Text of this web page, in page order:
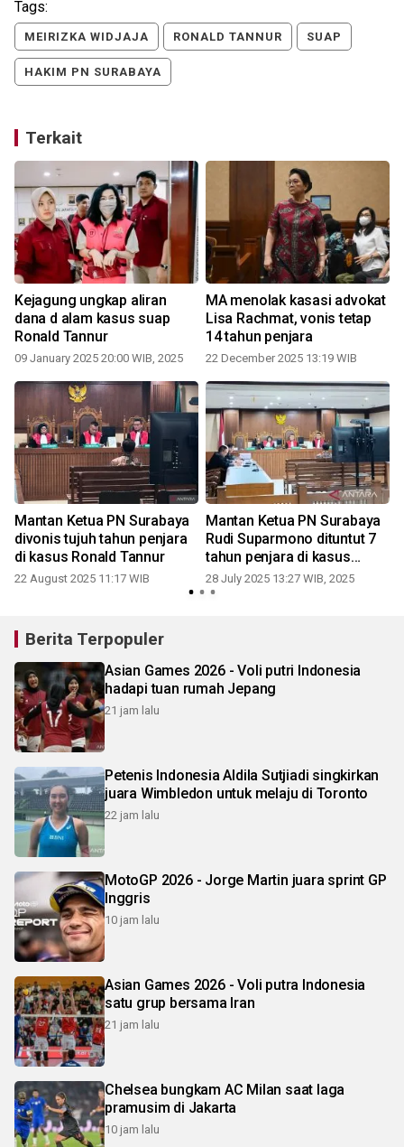
Tags:
MEIRIZKA WIDJAJA RONALD TANNUR SUAP
HAKIM PN SURABAYA
Terkait
Kejagung ungkap aliran
dana d alam kasus suap
Ronald Tannur
09 January 2025 20:00 WIB, 2025
MA menolak kasasi advokat
Lisa Rachmat, vonis tetap
14 tahun penjara
22 December 2025 13:19 WIB
Mantan Ketua PN Surabaya
divonis tujuh tahun penjara
di kasus Ronald Tannur
22 August 2025 11:17 WIB
Mantan Ketua PN Surabaya
Rudi Suparmono dituntut 7
tahun penjara di kasus
Ronald Tannur
28 July 2025 13:27 WIB, 2025
Berita Terpopuler
Asian Games 2026 - Voli putri Indonesia
hadapi tuan rumah Jepang
21 jam lalu
Petenis Indonesia Aldila Sutjiadi singkirkan
juara Wimbledon untuk melaju di Toronto
22 jam lalu
MotoGP 2026 - Jorge Martin juara sprint GP
Inggris
10 jam lalu
Asian Games 2026 - Voli putra Indonesia
satu grup bersama Iran
21 jam lalu
Chelsea bungkam AC Milan saat laga
pramusim di Jakarta
10 jam lalu